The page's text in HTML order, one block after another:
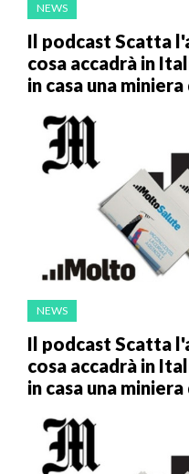
NEWS
Il podcast Scatta
cosa accadrà in
in casa una
NEWS
Il podcast Scatta
cosa accadrà in
in casa una